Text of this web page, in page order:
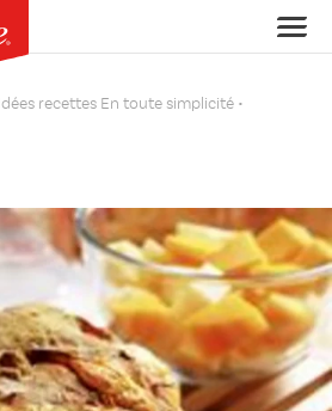
Idées recettes En toute simplicité